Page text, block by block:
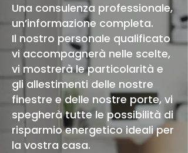
Una consulenza professionale,
un’informazione completa.
Il nostro personale qualificato
vi accompagnerà nelle scelte,
vi mostrerà le particolarità e
gli allestimenti delle nostre
finestre e delle nostre porte, vi
spegherà tutte le possibilità di
risparmio energetico ideali per
la vostra casa.